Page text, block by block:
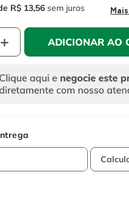
R$ 13,56 sem juros
＋ ADICIONAR AO